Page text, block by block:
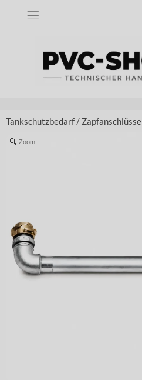
Tankschutzbedarf / Zapfanschlüsse
Zoom